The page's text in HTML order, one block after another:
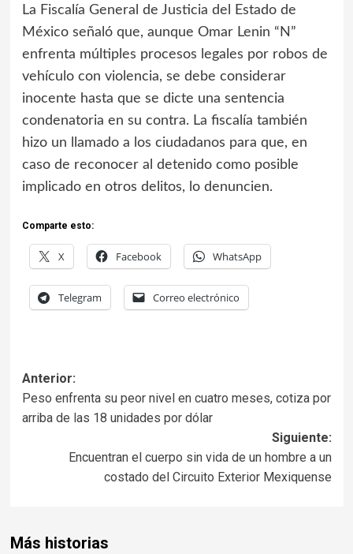
La Fiscalía General de Justicia del Estado de
México señaló que, aunque Omar Lenin “N”
enfrenta múltiples procesos legales por robos de
vehículo con violencia, se debe considerar
inocente hasta que se dicte una sentencia
condenatoria en su contra. La fiscalía también
hizo un llamado a los ciudadanos para que, en
caso de reconocer al detenido como posible
implicado en otros delitos, lo denuncien.
Comparte esto:
X Facebook WhatsApp
Telegram Correo electrónico
Anterior:
Peso enfrenta su peor nivel en cuatro meses, cotiza por
arriba de las 18 unidades por dólar
Siguiente:
Encuentran el cuerpo sin vida de un hombre a un
costado del Circuito Exterior Mexiquense
Más historias